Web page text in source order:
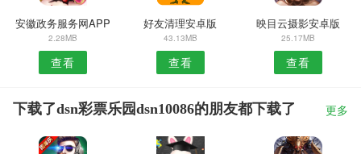
安徽政务服务网APP
2.28MB
查看
好友清理安卓版
43.13MB
查看
映目云摄影安卓版
25.17MB
查看
下载了dsn彩票乐园dsn10086的朋友都下载了 更多